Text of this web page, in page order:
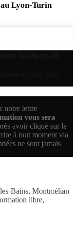
Lyon-Turin
notre lettre
vous sera
avoir cliqué sur le
à tout moment via
ne sont jamais
Bains, Montmélian
libre,